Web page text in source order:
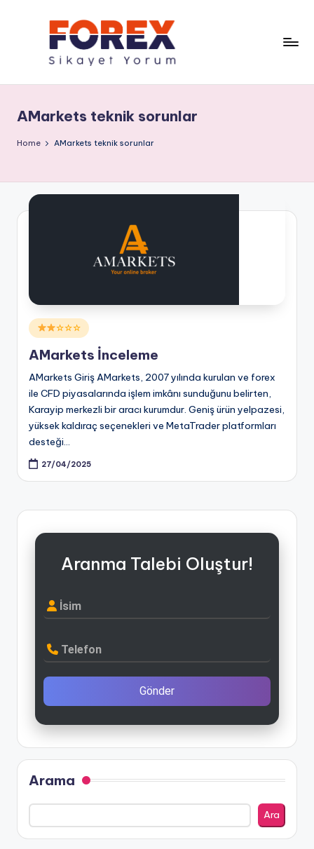
AMarkets teknik sorunlar
Home AMarkets teknik sorunlar
Posted
in
☆☆☆
AMarkets İnceleme
AMarkets Giriş AMarkets, 2007 yılında kurulan ve forex
ile CFD piyasalarında işlem imkânı sunduğunu belirten,
Karayip merkezli bir aracı kurumdur. Geniş ürün yelpazesi,
yüksek kaldıraç seçenekleri ve MetaTrader platformları
desteği…
27/04/2025
Aranma Talebi Oluştur!
İsim
Telefon
Gönder
Arama
Ara